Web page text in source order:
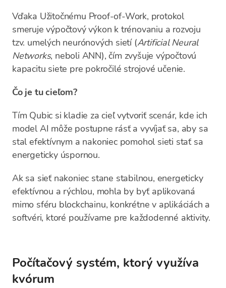
Vďaka Užitočnému Proof-of-Work, protokol
smeruje výpočtový výkon k trénovaniu a rozvoju
tzv. umelých neurónových sietí (Artificial Neural
Networks, neboli ANN), čím zvyšuje výpočtovú
kapacitu siete pre pokročilé strojové učenie.
Čo je tu cieľom?
Tím Qubic si kladie za cieľ vytvoriť scenár, kde ich
model AI môže postupne rásť a vyvíjať sa, aby sa
stal efektívnym a nakoniec pomohol sieti stať sa
energeticky úspornou.
Ak sa sieť nakoniec stane stabilnou, energeticky
efektívnou a rýchlou, mohla by byť aplikovaná
mimo sféru blockchainu, konkrétne v aplikáciách a
softvéri, ktoré používame pre každodenné aktivity.
Počítačový systém, ktorý využíva
kvórum